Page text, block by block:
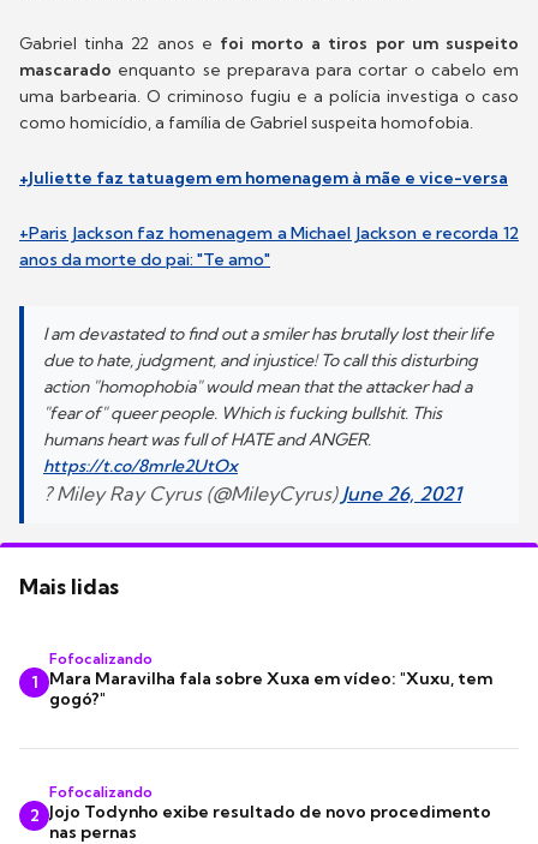
Gabriel tinha 22 anos e foi morto a tiros por um suspeito
mascarado enquanto se preparava para cortar o cabelo em
uma barbearia. O criminoso fugiu e a polícia investiga o caso
como homicídio, a família de Gabriel suspeita homofobia.
+Juliette faz tatuagem em homenagem à mãe e vice-versa
+Paris Jackson faz homenagem a Michael Jackson e recorda 12
anos da morte do pai: "Te amo"
I am devastated to find out a smiler has brutally lost their life
due to hate, judgment, and injustice! To call this disturbing
action "homophobia" would mean that the attacker had a
"fear of" queer people. Which is fucking bullshit. This
humans heart was full of HATE and ANGER.
https://t.co/8mrIe2UtOx
? Miley Ray Cyrus (@MileyCyrus) June 26, 2021
Mais lidas
1
Fofocalizando
Mara Maravilha fala sobre Xuxa em vídeo: "Xuxu, tem
gogó?"
2
Fofocalizando
Jojo Todynho exibe resultado de novo procedimento
nas pernas